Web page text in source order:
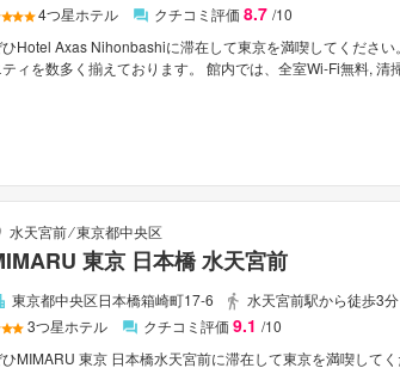
4つ星ホテル クチコミ評価8.7 /10
Hotel Axas Nihonbashiに滞在して東京を満喫してくださ
ティを数多く揃えております。 館内では、全室Wi-Fi無料,
ます。 当施設ではさまざまなレクリエーションをご体験い
なスタッフ、そしてバラエティあふれる設備・サービスを
水天宮前⁄東京都中央区
東京 日本橋 水天宮前
東京都中央区日本橋箱崎町17-6 水天宮前駅から徒歩3分
3つ星ホテル クチコミ評価 9.1 /10
MIMARU 東京 日本橋水天宮前に滞在して東京を満喫して